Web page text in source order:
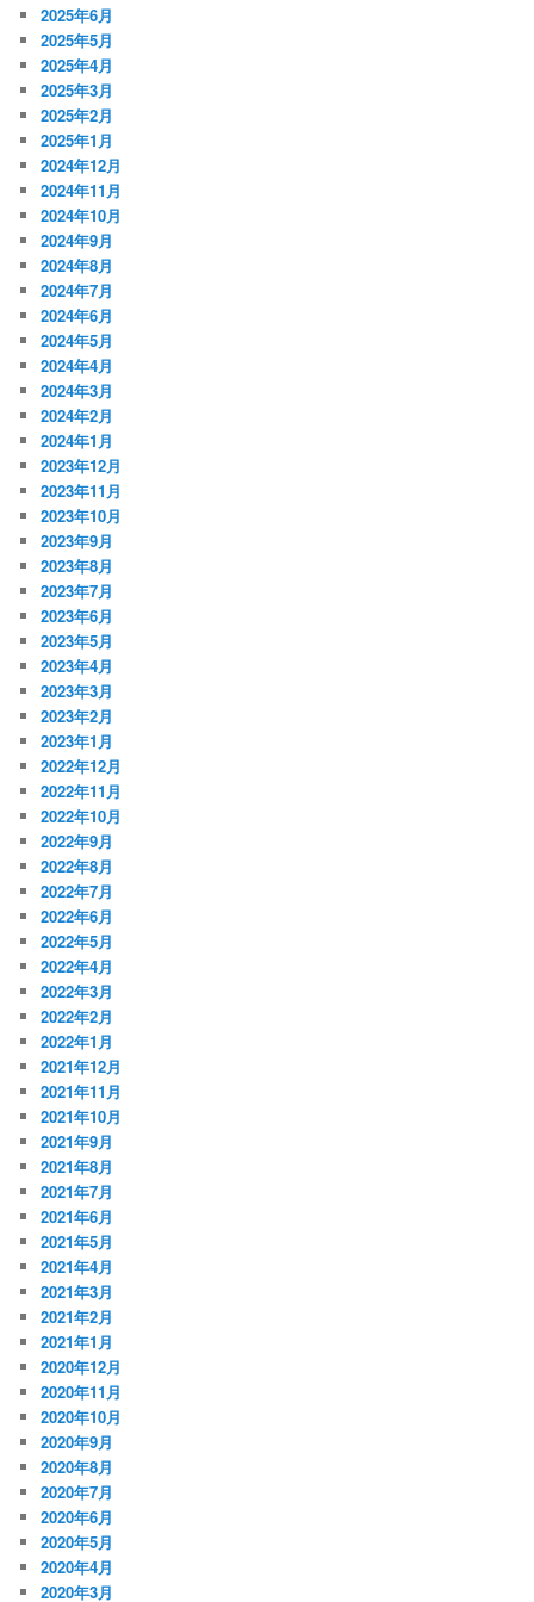
2025年6月
2025年5月
2025年4月
2025年3月
2025年2月
2025年1月
2024年12月
2024年11月
2024年10月
2024年9月
2024年8月
2024年7月
2024年6月
2024年5月
2024年4月
2024年3月
2024年2月
2024年1月
2023年12月
2023年11月
2023年10月
2023年9月
2023年8月
2023年7月
2023年6月
2023年5月
2023年4月
2023年3月
2023年2月
2023年1月
2022年12月
2022年11月
2022年10月
2022年9月
2022年8月
2022年7月
2022年6月
2022年5月
2022年4月
2022年3月
2022年2月
2022年1月
2021年12月
2021年11月
2021年10月
2021年9月
2021年8月
2021年7月
2021年6月
2021年5月
2021年4月
2021年3月
2021年2月
2021年1月
2020年12月
2020年11月
2020年10月
2020年9月
2020年8月
2020年7月
2020年6月
2020年5月
2020年4月
2020年3月